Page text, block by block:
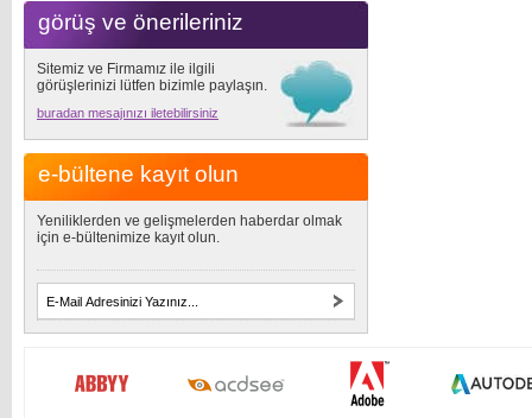
görüş ve önerileriniz
Sitemiz ve Firmamız ile ilgili
görüşlerinizi lütfen bizimle paylaşın.
buradan mesajınızı iletebilirsiniz
e-bültene kayıt olun
Yeniliklerden ve gelişmelerden haberdar olmak
için e-bültenimize kayıt olun.